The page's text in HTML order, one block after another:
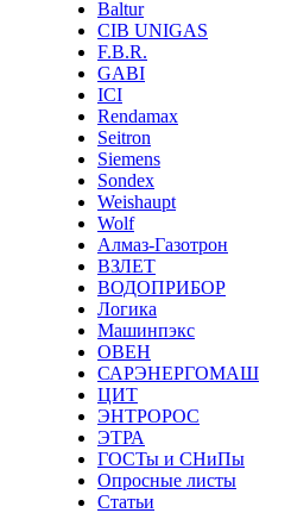
Baltur
CIB UNIGAS
F.B.R.
GABI
ICI
Rendamax
Seitron
Siemens
Sondex
Weishaupt
Wolf
Алмаз-Газотрон
ВЗЛЕТ
ВОДОПРИБОР
Логика
Машинпэкс
ОВЕН
САРЭНЕРГОМАШ
ЦИТ
ЭНТРОРОС
ЭТРА
ГОСТы и СНиПы
Опросные листы
Статьи